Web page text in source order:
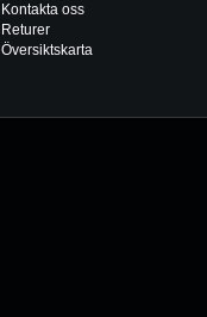
Kontakta oss
Returer
Översiktskarta